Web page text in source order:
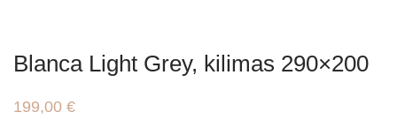
Blanca Light Grey, kilimas 290×200
199,00 €